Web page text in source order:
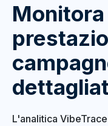
L'analitica